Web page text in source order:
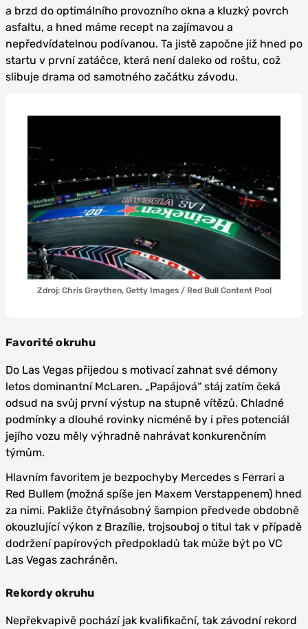
a brzd do optimálního provozního okna a kluzký povrch
asfaltu, a hned máme recept na zajímavou a
nepředvídatelnou podívanou. Ta jistě započne již hned po
startu v první zatáčce, která není daleko od roštu, což
slibuje drama od samotného začátku závodu.
Zdroj: Chris Graythen, Getty Images / Red Bull Content Pool
Favorité okruhu
Do Las Vegas přijedou s motivací zahnat své démony
letos dominantní McLaren. „Papájová“ stáj zatím čeká
odsud na svůj první výstup na stupně vítězů. Chladné
podmínky a dlouhé rovinky nicméně by i přes potenciál
jejího vozu měly výhradně nahrávat konkurenčním
týmům.
Hlavním favoritem je bezpochyby Mercedes s Ferrari a
Red Bullem (možná spíše jen Maxem Verstappenem) hned
za nimi. Pakliže čtyřnásobný šampion předvede obdobně
okouzlující výkon z Brazílie, trojsouboj o titul tak v případě
dodržení papírových předpokladů tak může být po VC
Las Vegas zachráněn.
Rekordy okruhu
Nepřekvapivě pochází jak kvalifikační, tak závodní rekord